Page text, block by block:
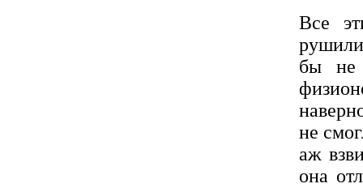
Все
бы не
не
аж
она